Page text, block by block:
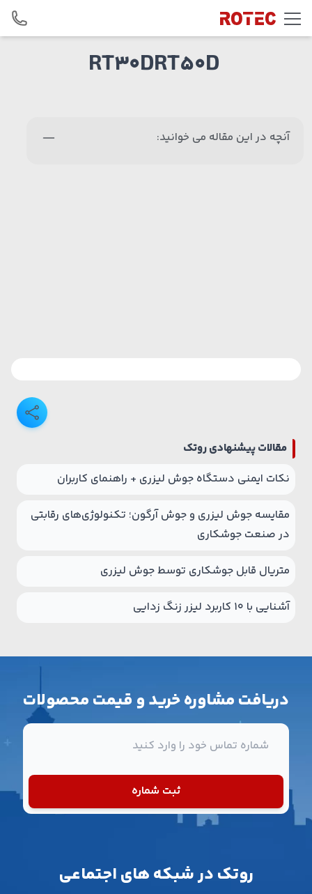
Skip to content
RT30DRT50D
آنچه در این مقاله می خوانید:
مقالات پیشنهادی روتک
نکات ایمنی دستگاه جوش لیزری + راهنمای کاربران
مقایسه جوش لیزری و جوش آرگون؛ تکنولوژی‌های رقابتی
در صنعت جوشکاری
متریال قابل جوشکاری توسط جوش لیزری
آشنایی با 10 کاربرد لیزر زنگ زدایی
دریافت مشاوره خرید و قیمت محصولات
ثبت شماره
روتک در شبکه های اجتماعی